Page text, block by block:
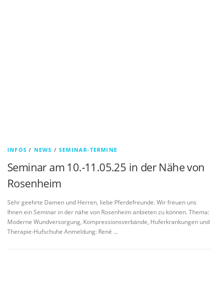
INFOS / NEWS /SEMINAR-TERMINE
Seminar am 10.-11.05.25 in der Nähe von
Rosenheim
Sehr geehrte Damen und Herren, liebe Pferdefreunde. Wir freuen uns
Ihnen ein Seminar in der nähe von Rosenheim anbieten zu können. Thema:
Moderne Wundversorgung, Kompressionsverbände, Huferkrankungen und
Therapie-Hufschuhe Anmeldung: René …